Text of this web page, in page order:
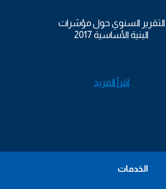
التقرير السنوي حول مؤشرات
البنية الأساسية 2017
اقرأ المزيد
الخدمات